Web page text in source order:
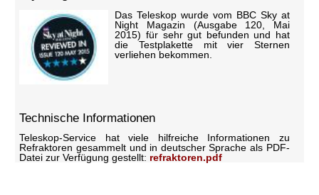
Das Teleskop wurde vom BBC Sky at
Night Magazin (Ausgabe 120, Mai
2015) für sehr gut befunden und hat
die Testplakette mit vier Sternen
verliehen bekommen.
Technische Informationen
Teleskop-Service hat viele hilfreiche Informationen zu
Refraktoren gesammelt und in deutscher Sprache als PDF-
Datei zur Verfügung gestellt: refraktoren.pdf